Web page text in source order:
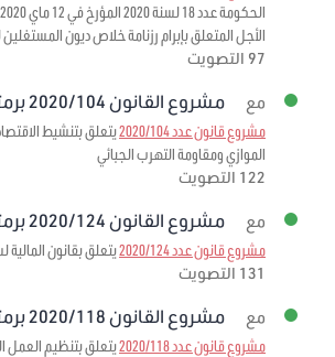
الأجل المتعلق بإبرام رزنامة خلاص ديون
97 التصويت
مع مشروع القانون 2020/104 برمته
مشروع قانون عدد 2020/104
يتعلق بتنشيط
الموازي ومقاومة التهرب الجبائي
122 التصويت
مع مشروع القانون 2020/124 برمته
مشروع قانون عدد 2020/124
يتعلق بقانون المالية
131 التصويت
مع مشروع القانون 2020/118 برمته
مشروع قانون عدد 2020/118
يتعلق بتنظيم العمل